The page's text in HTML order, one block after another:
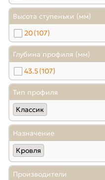
Высота ступеньки (мм)
20(107)
Глубина профиля (мм)
43.5(107)
Тип профиля
Классик
Назначение
Кровля
Производители